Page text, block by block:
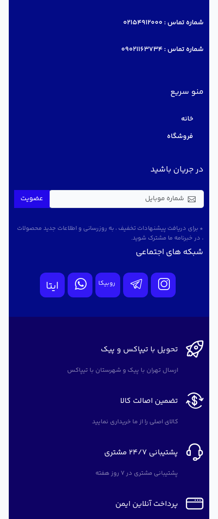
شماره تماس : 02154912000
شماره تماس :09021163734
منو سریع
خانه
فروشگاه
در جریان باشید
عضویت
* برای دریافت پیشنهادات تخفیف ، به روزرسانی و اطلاعات جدید محصولات
، در خبرنامه ما مشترک شوید.
شبکه های اجتماعی
روبیکا ایتا
تحویل با تیپاکس و پیک
ارسال تهران با پیک و شهرستان با تیپاکس
تضمین اصالت کالا
کالای اصلی را از ما خریداری نمایید
پشتیبانی 24/7 مشتری
پشتیبانی مشتری در 7 روز هفته
پرداخت آنلاین ایمن